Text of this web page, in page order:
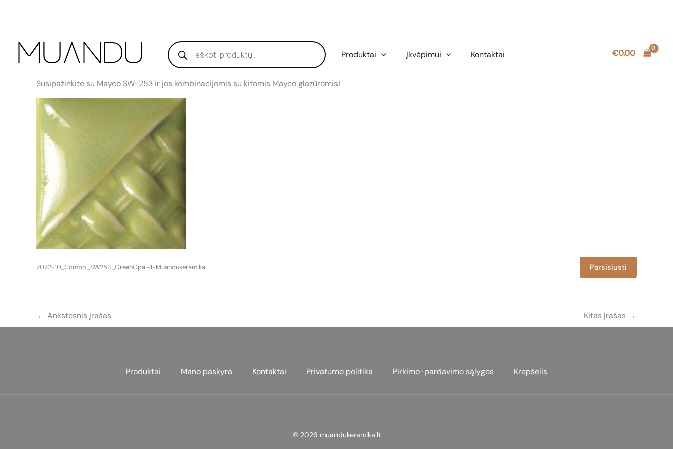
turinio
Produktų
paieška Produktai Įkvėpimui Kontaktai €0.00
Susipažinkite su Mayco SW-253 ir jos kombinacijomis su kitomis Mayco glazūromis!
2022-10_Combo_SW253_GreenOpal-1-Muandukeramika Parsisiųsti
← Ankstesnis Įrašas Kitas Įrašas →
Produktai Mano paskyra Kontaktai Privatumo politika Pirkimo-pardavimo sąlygos Krepšelis
© 2026 muandukeramika.lt